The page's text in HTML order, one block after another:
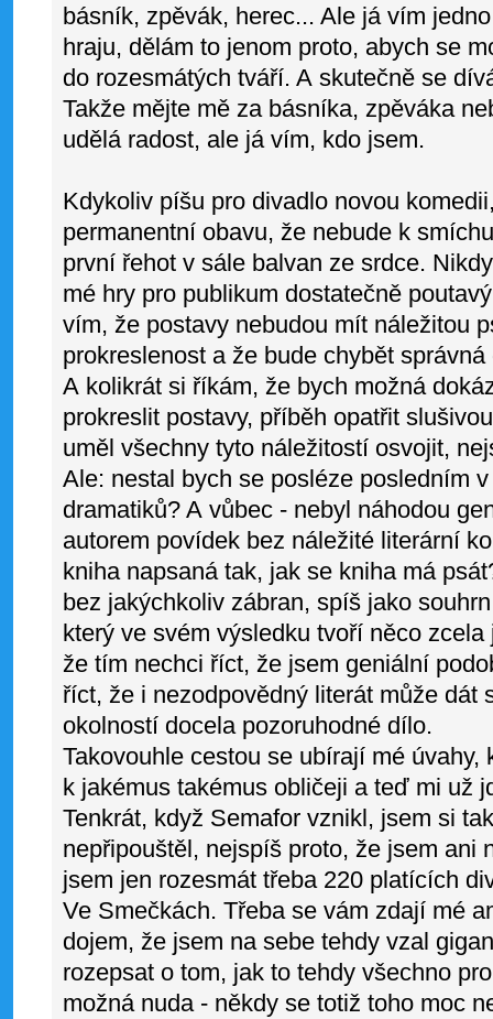
básník, zpěvák, herec... Ale já vím
hraju, dělám to jenom proto, abych se
do rozesmátých tváří. A skutečně se
Takže mějte mě za básníka, zpěváka
udělá radost, ale já vím, kdo jsem.
Kdykoliv píšu pro divadlo novou
permanentní obavu, že nebude k
první řehot v sále balvan ze srdce.
mé hry pro publikum dostatečně
vím, že postavy nebudou mít náležitou
prokreslenost a že bude chybět
A kolikrát si říkám, že bych možná
prokreslit postavy, příběh opatřit
uměl všechny tyto náležitostí osvojit,
Ale: nestal bych se posléze posledním
dramatiků? A vůbec - nebyl náhodou
autorem povídek bez náležité literární
kniha napsaná tak, jak se kniha má
bez jakýchkoliv zábran, spíš jako
který ve svém výsledku tvoří něco
že tím nechci říct, že jsem geniální
říct, že i nezodpovědný literát může dát
okolností docela pozoruhodné dílo.
Takovouhle cestou se ubírají mé úvahy,
k jakémus takémus obličeji a teď mi už
Tenkrát, když Semafor vznikl, jsem si
nepřipouštěl, nejspíš proto, že jsem ani
jsem jen rozesmát třeba 220 platících
Ve Smečkách. Třeba se vám zdají mé
dojem, že jsem na sebe tehdy vzal
rozepsat o tom, jak to tehdy všechno
možná nuda - někdy se totiž toho moc